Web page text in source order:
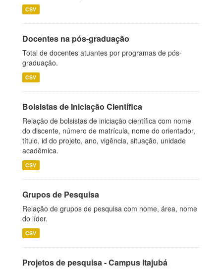
CSV
Docentes na pós-graduação
Total de docentes atuantes por programas de pós-
graduação.
CSV
Bolsistas de Iniciação Científica
Relação de bolsistas de iniciação científica com nome
do discente, número de matrícula, nome do orientador,
título, id do projeto, ano, vigência, situação, unidade
acadêmica.
CSV
Grupos de Pesquisa
Relação de grupos de pesquisa com nome, área, nome
do líder.
CSV
Projetos de pesquisa - Campus Itajubá